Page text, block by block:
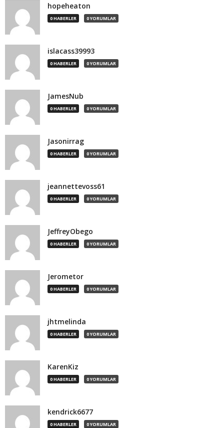
hopeheaton
0 HABERLER 0 YORUMLAR
islacass39993
0 HABERLER 0 YORUMLAR
JamesNub
0 HABERLER 0 YORUMLAR
Jasonirrag
0 HABERLER 0 YORUMLAR
jeannettevoss61
0 HABERLER 0 YORUMLAR
JeffreyObego
0 HABERLER 0 YORUMLAR
Jerometor
0 HABERLER 0 YORUMLAR
jhtmelinda
0 HABERLER 0 YORUMLAR
KarenKiz
0 HABERLER 0 YORUMLAR
kendrick6677
0 HABERLER 0 YORUMLAR